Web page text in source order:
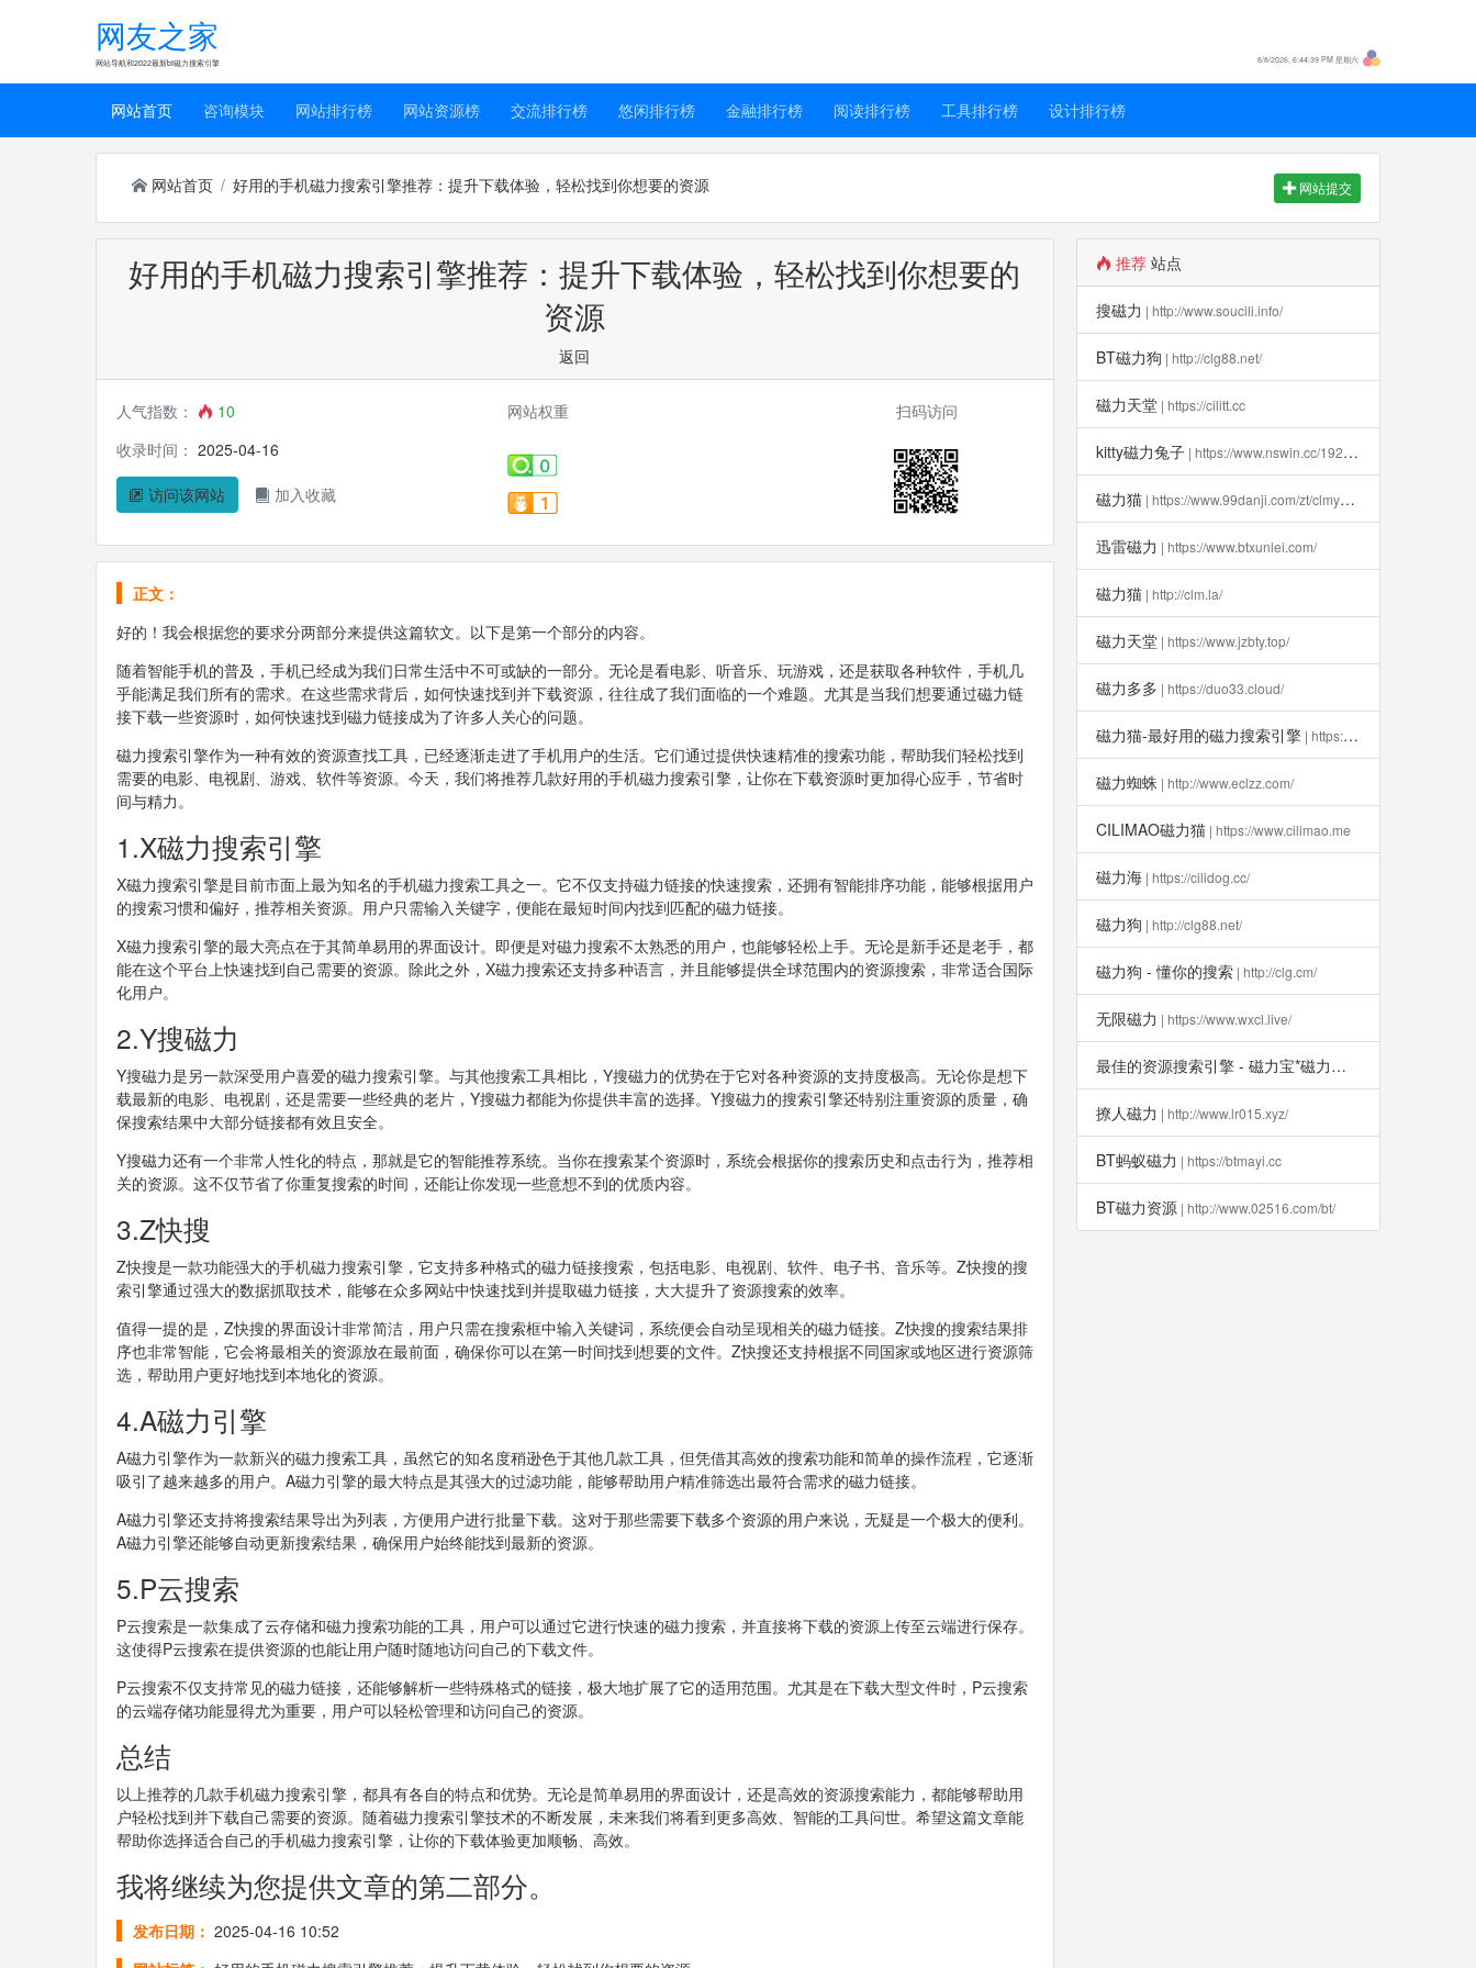
网友之家
网站导航和2022最新bt磁力搜索引擎 8/8/2026, 6:44:39 PM 星期六
网站首页 咨询模块 网站排行榜 网站资源榜 交流排行榜 悠闲排行榜 金融排行榜 阅读排行榜 工具排行榜 设计排行榜
网站首页 好用的手机磁力搜索引擎推荐：提升下载体验，轻松找到你想要的资源 网站提交
好用的手机磁力搜索引擎推荐：提升下载体验，轻松找到你想要的
资源
返回
人气指数：
10
收录时间： 2025-04-16
访问该网站 加入收藏
网站权重 扫码访问
正文：
好的！我会根据您的要求分两部分来提供这篇软文。以下是第一个部分的内容。
随着智能手机的普及，手机已经成为我们日常生活中不可或缺的一部分。无论是看电影、听音乐、玩游戏，还是获取各种软件，手机几
乎能满足我们所有的需求。在这些需求背后，如何快速找到并下载资源，往往成了我们面临的一个难题。尤其是当我们想要通过磁力链
接下载一些资源时，如何快速找到磁力链接成为了许多人关心的问题。
磁力搜索引擎作为一种有效的资源查找工具，已经逐渐走进了手机用户的生活。它们通过提供快速精准的搜索功能，帮助我们轻松找到
需要的电影、电视剧、游戏、软件等资源。今天，我们将推荐几款好用的手机磁力搜索引擎，让你在下载资源时更加得心应手，节省时
间与精力。
1.X磁力搜索引擎
X磁力搜索引擎是目前市面上最为知名的手机磁力搜索工具之一。它不仅支持磁力链接的快速搜索，还拥有智能排序功能，能够根据用户
的搜索习惯和偏好，推荐相关资源。用户只需输入关键字，便能在最短时间内找到匹配的磁力链接。
X磁力搜索引擎的最大亮点在于其简单易用的界面设计。即便是对磁力搜索不太熟悉的用户，也能够轻松上手。无论是新手还是老手，都
能在这个平台上快速找到自己需要的资源。除此之外，X磁力搜索还支持多种语言，并且能够提供全球范围内的资源搜索，非常适合国际
化用户。
2.Y搜磁力
Y搜磁力是另一款深受用户喜爱的磁力搜索引擎。与其他搜索工具相比，Y搜磁力的优势在于它对各种资源的支持度极高。无论你是想下
载最新的电影、电视剧，还是需要一些经典的老片，Y搜磁力都能为你提供丰富的选择。Y搜磁力的搜索引擎还特别注重资源的质量，确
保搜索结果中大部分链接都有效且安全。
Y搜磁力还有一个非常人性化的特点，那就是它的智能推荐系统。当你在搜索某个资源时，系统会根据你的搜索历史和点击行为，推荐相
关的资源。这不仅节省了你重复搜索的时间，还能让你发现一些意想不到的优质内容。
3.Z快搜
Z快搜是一款功能强大的手机磁力搜索引擎，它支持多种格式的磁力链接搜索，包括电影、电视剧、软件、电子书、音乐等。Z快搜的搜
索引擎通过强大的数据抓取技术，能够在众多网站中快速找到并提取磁力链接，大大提升了资源搜索的效率。
值得一提的是，Z快搜的界面设计非常简洁，用户只需在搜索框中输入关键词，系统便会自动呈现相关的磁力链接。Z快搜的搜索结果排
序也非常智能，它会将最相关的资源放在最前面，确保你可以在第一时间找到想要的文件。Z快搜还支持根据不同国家或地区进行资源筛
选，帮助用户更好地找到本地化的资源。
4.A磁力引擎
A磁力引擎作为一款新兴的磁力搜索工具，虽然它的知名度稍逊色于其他几款工具，但凭借其高效的搜索功能和简单的操作流程，它逐渐
吸引了越来越多的用户。A磁力引擎的最大特点是其强大的过滤功能，能够帮助用户精准筛选出最符合需求的磁力链接。
A磁力引擎还支持将搜索结果导出为列表，方便用户进行批量下载。这对于那些需要下载多个资源的用户来说，无疑是一个极大的便利。
A磁力引擎还能够自动更新搜索结果，确保用户始终能找到最新的资源。
5.P云搜索
P云搜索是一款集成了云存储和磁力搜索功能的工具，用户可以通过它进行快速的磁力搜索，并直接将下载的资源上传至云端进行保存。
这使得P云搜索在提供资源的也能让用户随时随地访问自己的下载文件。
P云搜索不仅支持常见的磁力链接，还能够解析一些特殊格式的链接，极大地扩展了它的适用范围。尤其是在下载大型文件时，P云搜索
的云端存储功能显得尤为重要，用户可以轻松管理和访问自己的资源。
总结
以上推荐的几款手机磁力搜索引擎，都具有各自的特点和优势。无论是简单易用的界面设计，还是高效的资源搜索能力，都能够帮助用
户轻松找到并下载自己需要的资源。随着磁力搜索引擎技术的不断发展，未来我们将看到更多高效、智能的工具问世。希望这篇文章能
帮助你选择适合自己的手机磁力搜索引擎，让你的下载体验更加顺畅、高效。
我将继续为您提供文章的第二部分。
发布日期： 2025-04-16 10:52
推荐 站点
搜磁力 | http://www.soucili.info/
BT磁力狗 | http://clg88.net/
磁力天堂 | https://cilitt.cc
kitty磁力兔子 | https://www.nswin.cc/19270.html
磁力猫 | https://www.99danji.com/zt/clmykxz/
迅雷磁力 | https://www.btxunlei.com/
磁力猫 | http://clm.la​/
磁力天堂 | https://www.jzbty.top/
磁力多多 | https://duo33.cloud/
磁力猫-最好用的磁力搜索引擎 | https://clm112.xyz
磁力蜘蛛 | http://www.eclzz.com/
CILIMAO磁力猫 | https://www.cilimao.me
磁力海 | https://cilidog.cc/
磁力狗 | http://clg88.net/
磁力狗 - 懂你的搜索 | http://clg.cm/
无限磁力 | https://www.wxcl.live/
最佳的资源搜索引擎 - 磁力宝*磁力吧
撩人磁力 | http://www.lr015.xyz/
BT蚂蚁磁力 | https://btmayi.cc
BT磁力资源 | http://www.02516.com/bt/